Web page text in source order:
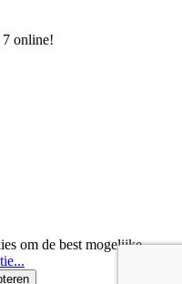
online!
om de best mogelijke